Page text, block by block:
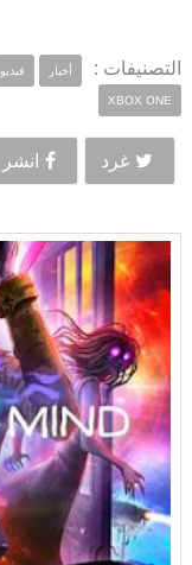
التصنيفات : أخبار فيديو
XBOX ONE
غرد انشر